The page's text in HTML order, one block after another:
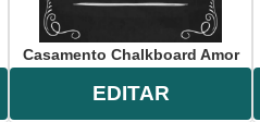
Casamento Chalkboard Amor
EDITAR